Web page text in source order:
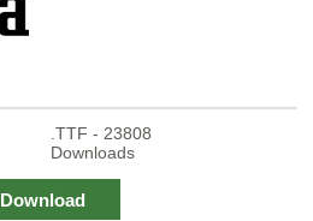
.TTF - 23808
Downloads
Download